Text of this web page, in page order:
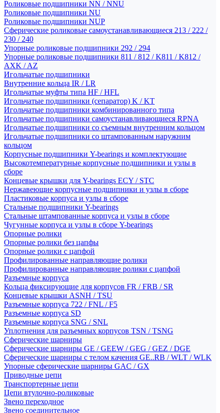
Роликовые подшипники NN / NNU
Роликовые подшипники NU
Роликовые подшипники NUP
Сферические роликовые самоустанавливающиеся 213 / 222 /
230 / 240
Упорные роликовые подшипники 292 / 294
Упорные роликовые подшипники 811 / 812 / K811 / K812 /
AXK / AZ
Игольчатые подшипники
Внутренние кольца IR / LR
Игольчатые муфты типа HF / HFL
Игольчатые подшипники (сепаратор) K / KT
Игольчатые подшипники комбинированного типа
Игольчатые подшипники самоустанавливающиеся RPNA
Игольчатые подшипники со съемным внутренним кольцом
Игольчатые подшипники со штампованным наружним
кольцом
Корпусные подшипники Y-bearings и комплектующие
Высокотемпературные корпусные подшипники и узлы в
сборе
Концевые крышки для Y-bearings ECY / STC
Нержавеющие корпусные подшипники и узлы в сборе
Пластиковые корпуса и узлы в сборе
Стальные подшипники Y-bearings
Стальные штампованные корпуса и узлы в сборе
Чугунные корпуса и узлы в сборе Y-bearings
Опорные ролики
Опорные ролики без цапфы
Опорные ролики с цапфой
Профилированные направляющие ролики
Профилированные направляющие ролики с цапфой
Разъемные корпуса
Кольца фиксирующие для корпусов FR / FRB / SR
Концевые крышки ASNH / TSU
Разъемные корпуса 722 / FNL / F5
Разъемные корпуса SD
Разъемные корпуса SNG / SNL
Уплотнения для разъемных корпусов TSN / TSNG
Сферические шарниры
Сферические шарниры GE / GEEW / GEG / GEZ / DGE
Сферические шарниры с телом качения GE..RB / WLT / WLK
Упорные сферические шарниры GAC / GX
Приводные цепи
Транспортерные цепи
Цепи втулочно-роликовые
Звено переходное
Звено соединительное